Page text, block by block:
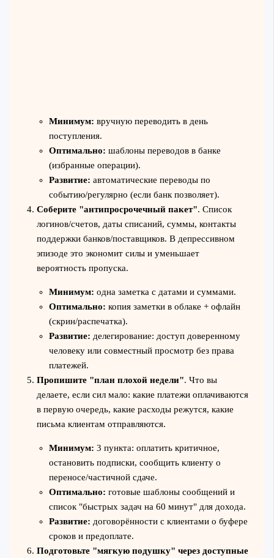
Минимум: вручную переводить в день
поступления.
Оптимально: шаблоны переводов в банке
(избранные операции).
Развитие: автоматические переводы по
событию/регулярно (если банк позволяет).
Соберите "антипросрочечный пакет". Список
логинов/счетов, даты списаний, суммы, контакты
поддержки банков/поставщиков. В депрессивном
эпизоде это экономит силы и уменьшает
вероятность пропуска.
Минимум: одна заметка с датами и суммами.
Оптимально: копия заметки в облаке + офлайн
(скрин/распечатка).
Развитие: делегирование: доступ доверенному
человеку или совместный просмотр без права
платежей.
Пропишите "план плохой недели". Что вы
делаете, если сил мало: какие платежи оплачиваются
в первую очередь, какие расходы режутся, какие
письма клиентам отправляются.
Минимум: 3 пункта: оплатить критичное,
остановить подписки, сообщить клиенту о
переносе/частичной сдаче.
Оптимально: готовые шаблоны сообщений и
список "быстрых задач на 60 минут" для дохода.
Развитие: договорённости с клиентами о буфере
сроков и предоплате.
Подготовьте "мягкую подушку" через доступные